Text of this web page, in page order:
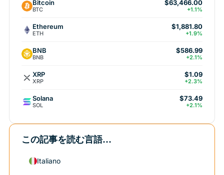
Bitcoin
BTC
$63,466.00
+1.1%
Ethereum
ETH
$1,881.80
+1.9%
BNB
BNB
$586.99
+2.1%
XRP
XRP
$1.09
+2.3%
Solana
SOL
$73.49
+2.1%
この記事を読む言語...
Italiano